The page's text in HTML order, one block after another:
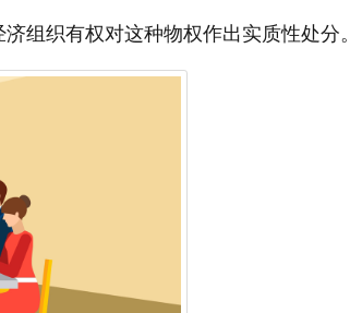
组织有权对这种物权作出实质性处分。